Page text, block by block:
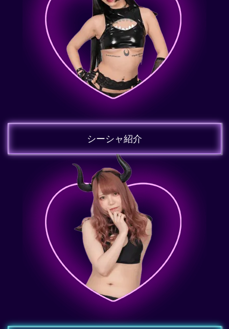
シーシャ紹介